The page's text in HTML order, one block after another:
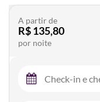
A partir de
R$ 135,80
por noite